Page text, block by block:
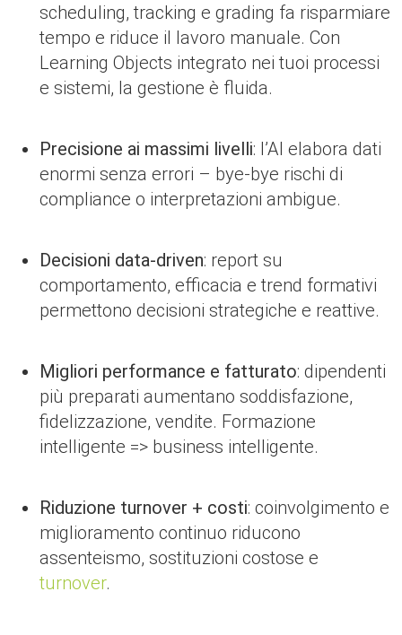
scheduling, tracking e grading fa risparmiare
tempo e riduce il lavoro manuale. Con
Learning Objects integrato nei tuoi processi
e sistemi, la gestione è fluida.
Precisione ai massimi livelli: l’AI elabora dati
enormi senza errori – bye-bye rischi di
compliance o interpretazioni ambigue.
Decisioni data-driven: report su
comportamento, efficacia e trend formativi
permettono decisioni strategiche e reattive.
Migliori performance e fatturato: dipendenti
più preparati aumentano soddisfazione,
fidelizzazione, vendite. Formazione
intelligente => business intelligente.
Riduzione turnover + costi: coinvolgimento e
miglioramento continuo riducono
assenteismo, sostituzioni costose e
turnover.